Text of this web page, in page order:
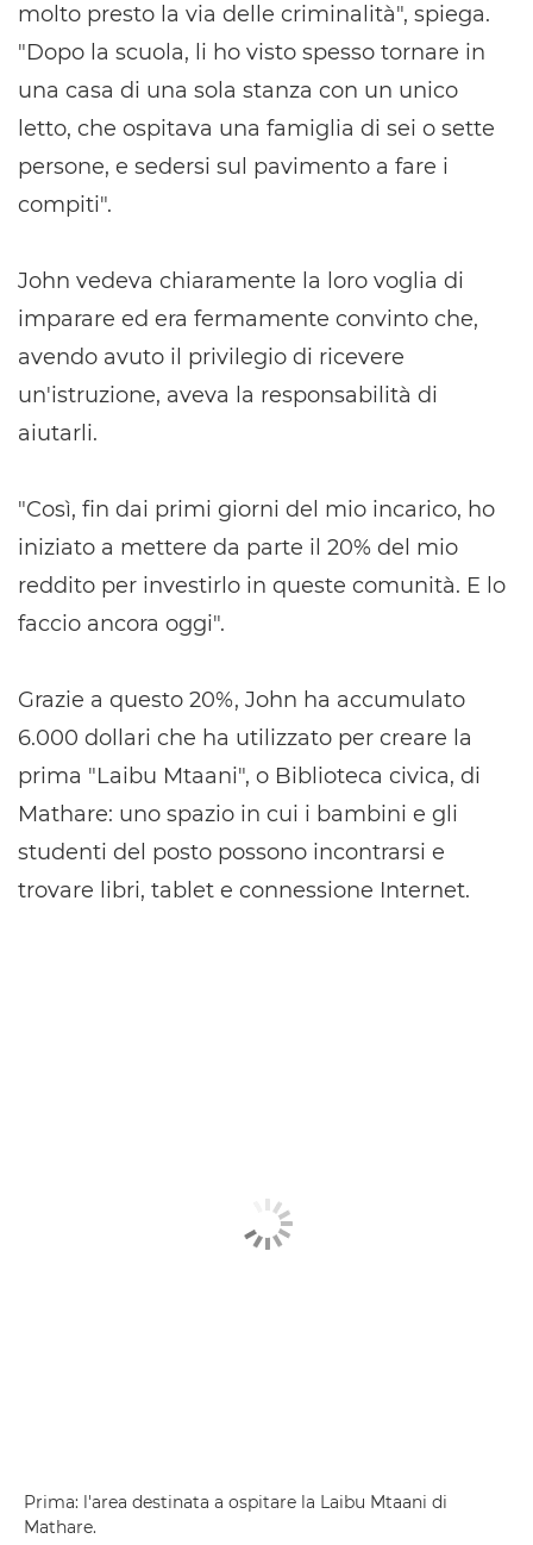
molto presto la via delle criminalità", spiega.
"Dopo la scuola, li ho visto spesso tornare in
una casa di una sola stanza con un unico
letto, che ospitava una famiglia di sei o sette
persone, e sedersi sul pavimento a fare i
compiti".
John vedeva chiaramente la loro voglia di
imparare ed era fermamente convinto che,
avendo avuto il privilegio di ricevere
un'istruzione, aveva la responsabilità di
aiutarli.
"Così, fin dai primi giorni del mio incarico, ho
iniziato a mettere da parte il 20% del mio
reddito per investirlo in queste comunità. E lo
faccio ancora oggi".
Grazie a questo 20%, John ha accumulato
6.000 dollari che ha utilizzato per creare la
prima "Laibu Mtaani", o Biblioteca civica, di
Mathare: uno spazio in cui i bambini e gli
studenti del posto possono incontrarsi e
trovare libri, tablet e connessione Internet.
Prima: l'area destinata a ospitare la Laibu Mtaani di
Mathare.